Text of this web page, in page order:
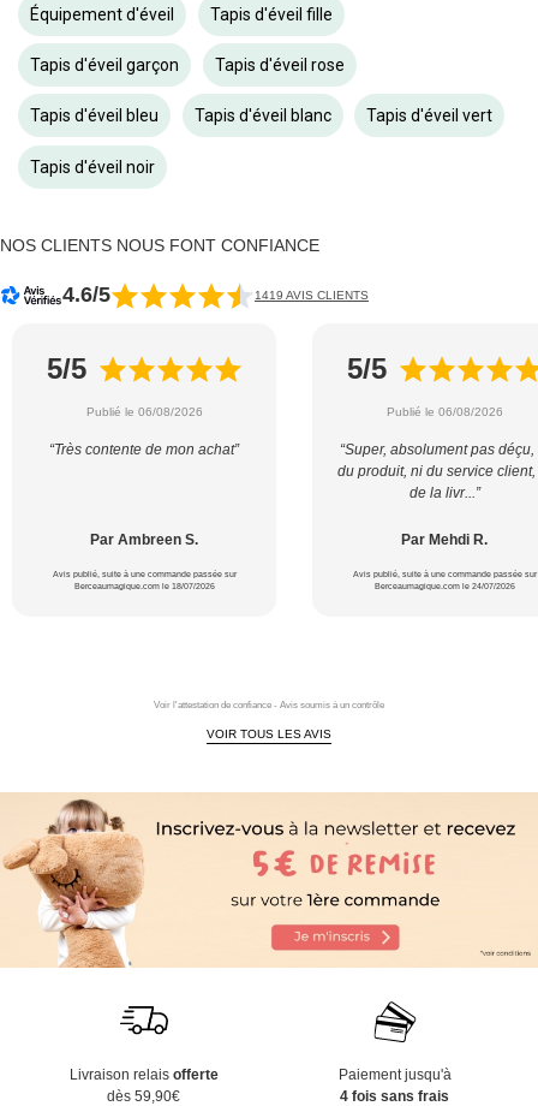
Équipement d'éveil Tapis d'éveil fille
Tapis d'éveil garçon Tapis d'éveil rose
Tapis d'éveil bleu Tapis d'éveil blanc Tapis d'éveil vert
Tapis d'éveil noir
NOS CLIENTS NOUS FONT CONFIANCE
4.6/5 1419 AVIS CLIENTS
5/5
Publié le 06/08/2026
“Très contente de mon achat”
Par Ambreen S.
Avis publié, suite à une commande passée sur
Berceaumagique.com le 18/07/2026
5/5
Publié le 06/08/2026
“Super, absolument pas déçu,
du produit, ni du service
de la livr...”
Par Mehdi R.
Avis publié, suite à une commande passée sur
Berceaumagique.com le 24/07/2026
Voir l'attestation de confiance - Avis soumis à un contrôle
VOIR TOUS LES AVIS
Livraison relais offerte
dès 59,90€
Paiement jusqu'à
4 fois sans frais